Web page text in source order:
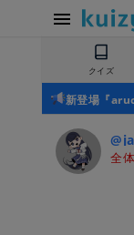
クイズ
新登場『
全